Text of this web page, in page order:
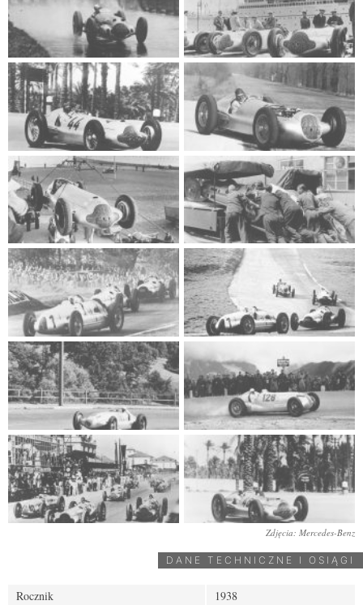
Zdjęcia: Mercedes-Benz
DANE TECHNICZNE I OSIĄGI
Rocznik
1938